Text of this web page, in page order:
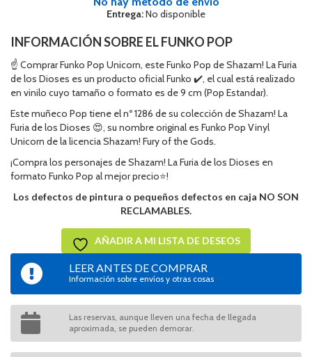
Entrega:No disponible
INFORMACIÓN SOBRE EL FUNKO POP
☝ Comprar Funko Pop Unicorn, este Funko Pop de Shazam! La Furia
de los Dioses es un producto oficial Funko ✔️, el cual está realizado
en vinilo cuyo tamaño o formato es de 9 cm (Pop Estandar).
Este muñeco Pop tiene el nº 1286 de su colección de Shazam! La
Furia de los Dioses 😍, su nombre original es Funko Pop Vinyl
Unicorn de la licencia Shazam! Fury of the Gods.
¡Compra los personajes de Shazam! La Furia de los Dioses en
formato Funko Pop al mejor precio⭐!
Los defectos de pintura o pequeños defectos en caja NO SON
RECLAMABLES.
AÑADIR A MI LISTA DE DESEOS
LEER ANTES DE COMPRAR
Información sobre envíos y otras cosas
Las reservas, aunque lleven una fecha de llegada
aproximada, se pueden demorar.